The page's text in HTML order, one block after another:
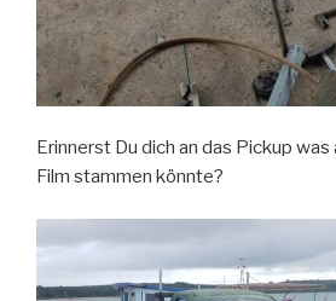
Erinnerst Du dich an das Pickup
Film stammen könnte?